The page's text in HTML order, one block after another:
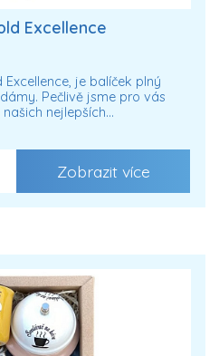
Excellence
je balíček plný
Pečlivě jsme pro vás
nejlepších…
Zobrazit více